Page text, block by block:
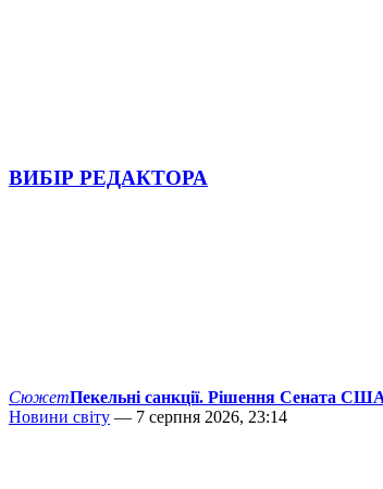
ВИБІР РЕДАКТОРА
СюжетПекельні санкції. Рішення Сената
Новини світу — 7 серпня 2026, 23:14